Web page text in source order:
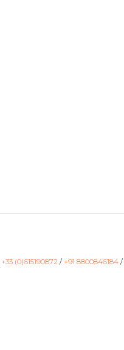
+33 (0)615190872/ +91 8800846184/